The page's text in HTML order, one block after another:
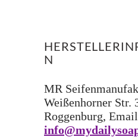
N
MR
Weißenhorner Str.
Roggenburg,